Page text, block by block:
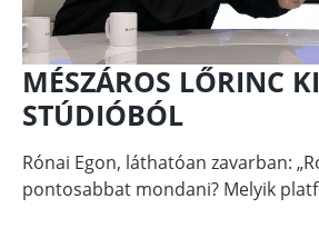
MÉSZÁROS LŐRINC
STÚDIÓBÓL
Rónai Egon, láthatóan zavarban:
pontosabbat mondani? Melyik